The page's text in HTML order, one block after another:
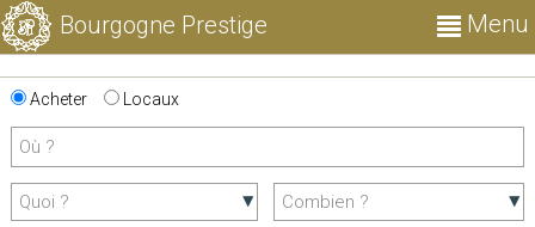
Bourgogne Prestige Menu
Acheter Locaux